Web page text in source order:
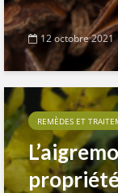
12 octobre 2021
REMÈDES ET